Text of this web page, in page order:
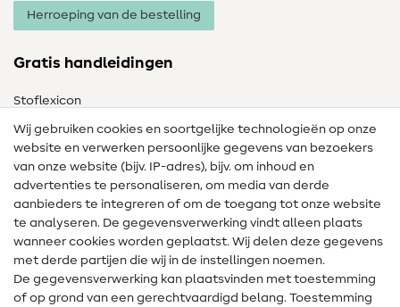
Herroeping van de bestelling
Gratis handleidingen
Stoflexicon
Naailexicon
Gratis Naaipatronen
Hulp & contact
Contact
Wijziging van eigenaar
FAQ
Wij gebruiken cookies en soortgelijke technologieën op onze
website en verwerken persoonlijke gegevens van bezoekers
van onze website (bijv. IP-adres), bijv. om inhoud en
advertenties te personaliseren, om media van derde
aanbieders te integreren of om de toegang tot onze website
te analyseren. De gegevensverwerking vindt alleen plaats
wanneer cookies worden geplaatst. Wij delen deze gegevens
met derde partijen die wij in de instellingen noemen.
De gegevensverwerking kan plaatsvinden met toestemming
of op grond van een gerechtvaardigd belang. Toestemming